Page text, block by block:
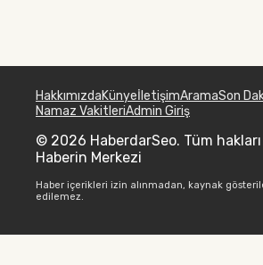
HakkımızdaKünyeİletişimAramaSon
Namaz VakitleriAdmin Giriş
© 2026 HaberdarSeo. Tüm hakları
Haberin Merkezi
Haber içerikleri izin alınmadan, kaynak
edilemez.